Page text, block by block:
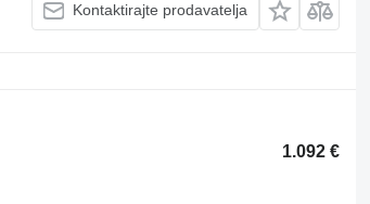
Kontaktirajte prodavatelja
1.092 €